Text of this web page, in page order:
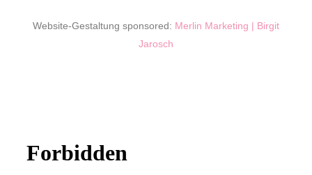
Website-Gestaltung sponsored: Merlin Marketing | Birgit
Jarosch